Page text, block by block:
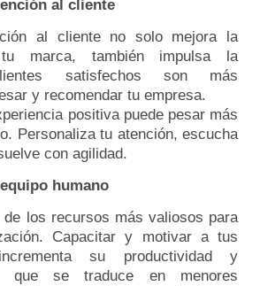
al cliente
al cliente no solo mejora la
marca, también impulsa la
satisfechos son más
y recomendar tu empresa.
positiva puede pesar más
Personaliza tu atención, escucha
con agilidad.
humano
de los recursos más valiosos para
Capacitar y motivar a tus
su productividad y
que se traduce en menores